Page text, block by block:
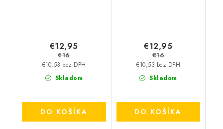
Skladom
€10,53 bez DPH
€12,95
€16
DO KOŠÍKA
Skladom
€10,53 bez DPH
€12,95
€16
DO KOŠÍKA